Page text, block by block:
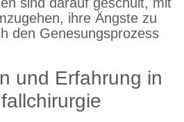
ihre Ängste zu
den Genesungsprozess
und Erfahrung in